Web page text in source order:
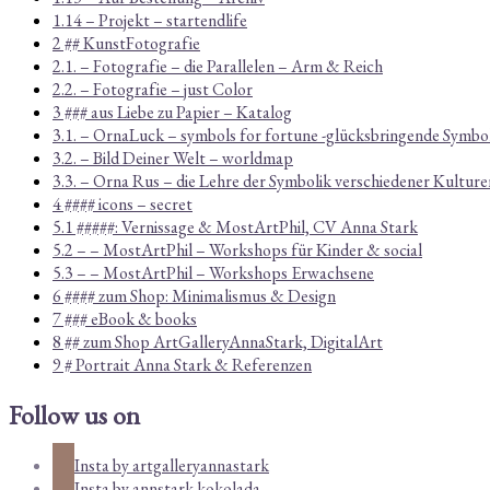
1.14 – Projekt – startendlife
2 ## KunstFotografie
2.1. – Fotografie – die Parallelen – Arm & Reich
2.2. – Fotografie – just Color
3 ### aus Liebe zu Papier – Katalog
3.1. – OrnaLuck – symbols for fortune -glücksbringende
3.2. – Bild Deiner Welt – worldmap
3.3. – Orna Rus – die Lehre der Symbolik verschiedener
4 #### icons – secret
5.1 #####: Vernissage & MostArtPhil, CV Anna Stark
5.2 – – MostArtPhil – Workshops für Kinder & social
5.3 – – MostArtPhil – Workshops Erwachsene
6 #### zum Shop: Minimalismus & Design
7 ### eBook & books
8 ## zum Shop ArtGalleryAnnaStark, DigitalArt
9 # Portrait Anna Stark & Referenzen
Follow us on
Insta by artgalleryannastark